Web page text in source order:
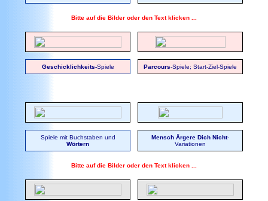
Bitte auf die Bilder oder den Text klicken ...
Geschicklichkeits-Spiele Parcours-Spiele; Start-Ziel-Spiele
Spiele mit Buchstaben und
Wörtern
Mensch Ärgere Dich Nicht-
Variationen
Bitte auf die Bilder oder den Text klicken ...